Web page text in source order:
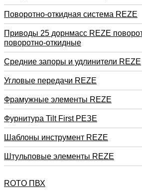
Поворотно-откидная система REZE
Приводы 25 дорнмасс REZE
поворотно-откидные
Средние запоры и удлинители REZE
Угловые передачи REZE
Фрамужные элементы REZE
Фурнитура Tilt First РЕЗЕ
Шаблоны инструмент REZE
Штульповые элементы REZE
RОTO ПВХ